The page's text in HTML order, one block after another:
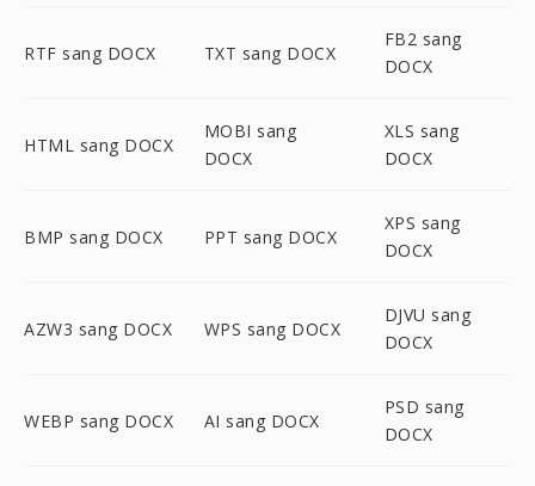
RTF sang DOCX TXT sang DOCX
FB2 sang
DOCX
HTML sang DOCX
MOBI sang
DOCX
XLS sang
DOCX
BMP sang DOCX PPT sang DOCX
XPS sang
DOCX
AZW3 sang DOCX WPS sang DOCX
DJVU sang
DOCX
WEBP sang DOCX AI sang DOCX
PSD sang
DOCX